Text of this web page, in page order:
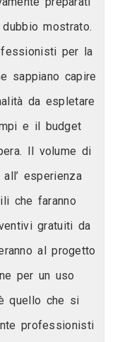
mostrato.
per la
sappiano capire
da espletare
e il budget
Il volume di
esperienza
che faranno
gratuiti da
al progetto
per un uso
quello che si
professionisti